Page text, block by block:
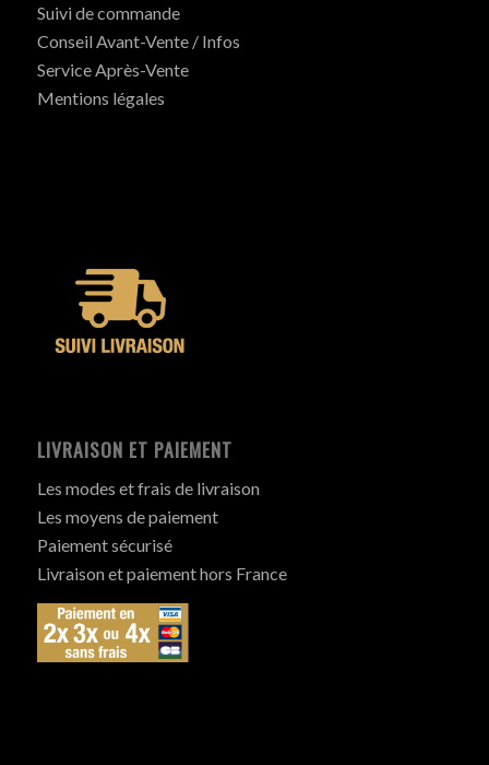
Suivi de commande
Conseil Avant-Vente / Infos
Service Après-Vente
Mentions légales
LIVRAISON ET PAIEMENT
Les modes et frais de livraison
Les moyens de paiement
Paiement sécurisé
Livraison et paiement hors France